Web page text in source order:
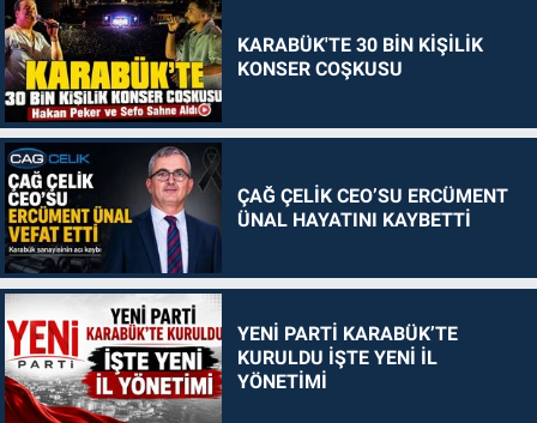
KARABÜK'TE 30 BİN KİŞİLİK
KONSER COŞKUSU
ÇAĞ ÇELİK CEO’SU ERCÜMENT
ÜNAL HAYATINI KAYBETTİ
YENİ PARTİ KARABÜK’TE
KURULDU İŞTE YENİ İL
YÖNETİMİ